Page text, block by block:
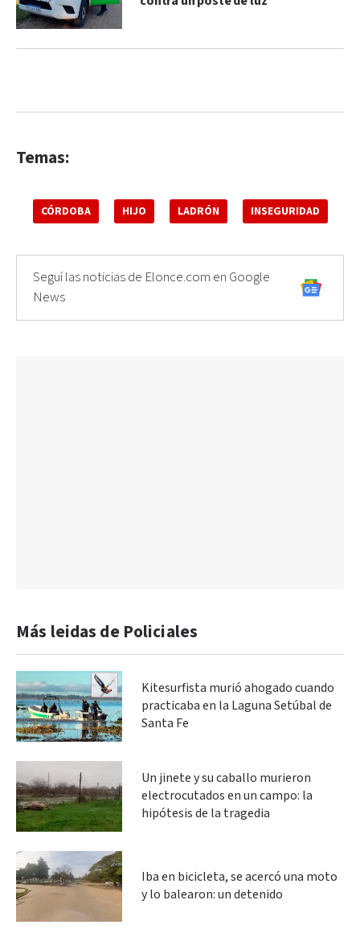
Temas:
CÓRDOBA HIJO LADRÓN INSEGURIDAD
Seguí las noticias de Elonce.com en Google
News
Más leidas de Policiales
Kitesurfista murió ahogado cuando
practicaba en la Laguna Setúbal de
Santa Fe
Un jinete y su caballo murieron
electrocutados en un campo: la
hipótesis de la tragedia
Iba en bicicleta, se acercó una moto
y lo balearon: un detenido